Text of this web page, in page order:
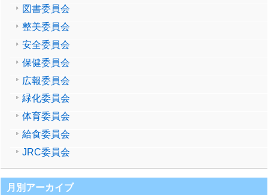
図書委員会
整美委員会
安全委員会
保健委員会
広報委員会
緑化委員会
体育委員会
給食委員会
JRC委員会
月別アーカイブ